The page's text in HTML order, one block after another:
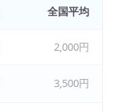
全国平均
2,000円
3,500円